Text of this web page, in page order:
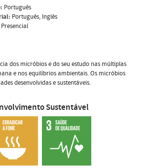
Português
Português, Inglês
Presencial
dos micróbios e do seu estudo nas múltiplas
e nos equilíbrios ambientais. Os micróbios
desenvolvidas e sustentáveis.
Sustentável